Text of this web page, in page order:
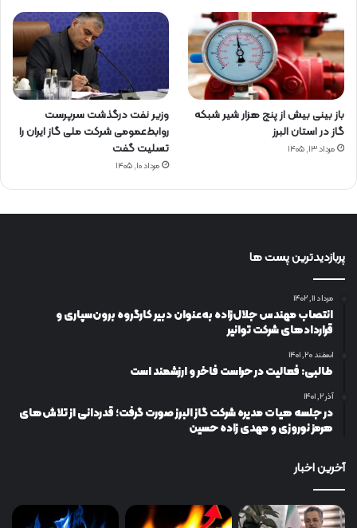
باز بینی بیش از پنج هزار شیر شبکه
گاز در استان البرز
مرداد ۱۳, ۱۴۰۵
وزیر نفت درگذشت سرپرست
روابط‌عمومی شرکت ملی گاز ایران را
تسلیت گفت
مرداد ۱۰, ۱۴۰۵
پربازدیدترین پست ها
مرداد ۱۱, ۱۴۰۲
انتصاب مهندس جلال‌زاده به‌عنوان دبیر كارگروه برون‌سپاری و
قراردادهای شركت توانیر
اسفند ۲۰, ۱۴۰۱
طالبی: فعالیت در حراست فاخر و ارزشمند است
آذر ۲, ۱۴۰۱
در جلسه هیات مدیره شرکت گاز البرز صورت گرفت؛ قدردانی از تلاش‌های
هرمز نوروزی و مهدی زاده حسین
آخرین اخبار